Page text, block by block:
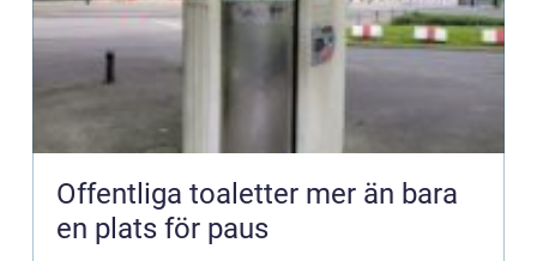
Offentliga toaletter mer än bara
en plats för paus